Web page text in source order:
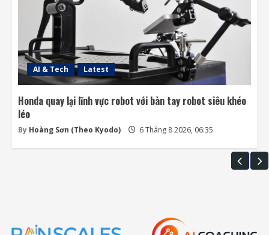
AI & Tech Latest
Honda quay lại lĩnh vực robot với bàn tay robot siêu khéo
léo
By Hoàng Sơn (Theo Kyodo) 6 Tháng 8 2026, 06:35